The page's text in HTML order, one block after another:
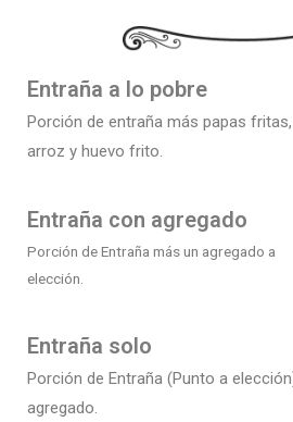
Entraña a lo pobre
Porción de entraña más papas
arroz y huevo frito.
Entraña con agregado
Porción de Entraña más un agregado a
elección.
Entraña solo
Porción de Entraña (Punto a
agregado.